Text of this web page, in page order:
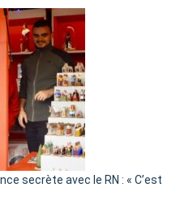
Algérie
secrète avec le RN : « C’est